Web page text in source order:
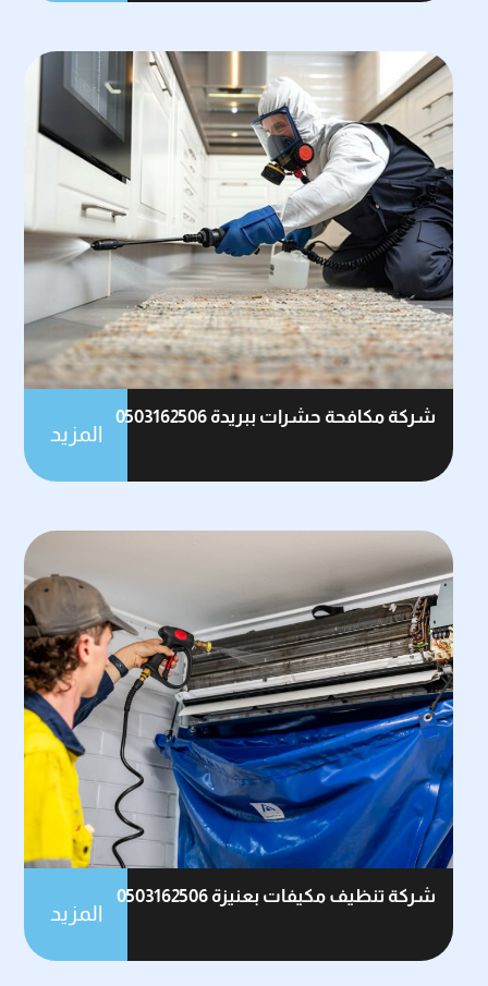
شركة مكافحة حشرات ببريدة 0503162506
المزيد
شركة تنظيف مكيفات بعنيزة 0503162506
المزيد